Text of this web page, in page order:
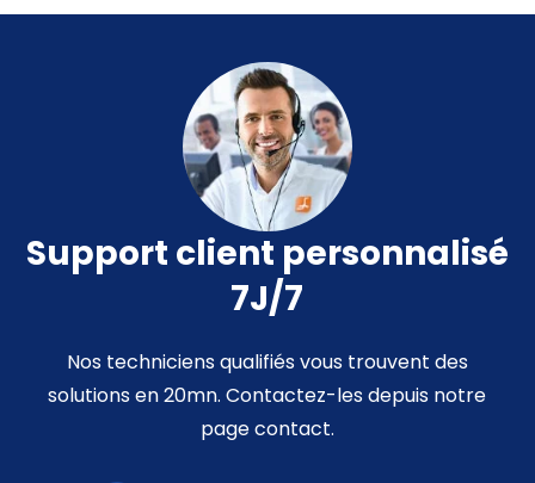
Support client personnalisé
7J/7
Nos techniciens qualifiés vous trouvent des
solutions en 20mn. Contactez-les depuis notre
page contact.